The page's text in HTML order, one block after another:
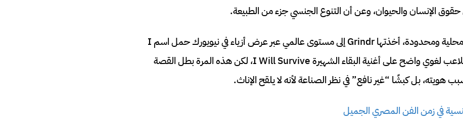
حقوق الإنسان والحيوان، وعن أن التنوع الجنسي جزء من الطبيعة.
وبعد أن كانت الفكرة محلية ومحدودة، أخذتها Grindr إلى مستوى عالمي عبر عرض أزياء في نيويورك حمل اسم I
Wool Survive، في تلاعب لغوي واضح على أغنية البقاء الشهيرة I Will Survive، لكن هذه المرة بطل القصة
هويته، بل كبشًا “غير نافع” في نظر الصناعة لأنه لا يلقح الإناث.
في زمن الفن المصري الجميل